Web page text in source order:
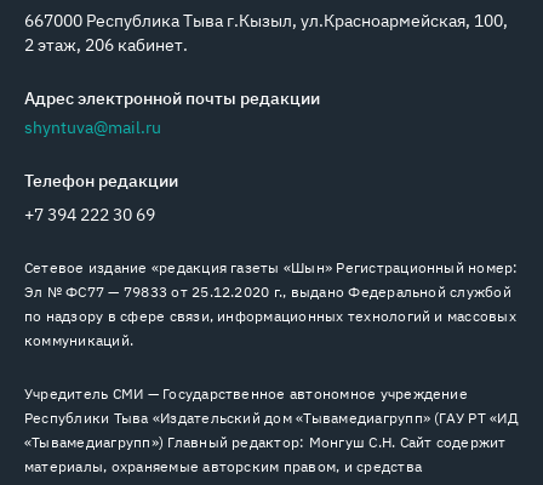
667000 Республика Тыва г.Кызыл, ул.Красноармейская, 100,
2 этаж, 206 кабинет.
Адрес электронной почты редакции
shyntuva@mail.ru
Телефон редакции
+7 394 222 30 69
Сетевое издание «редакция газеты «Шын» Регистрационный номер:
Эл № ФС77 — 79833 от 25.12.2020 г., выдано Федеральной службой
по надзору в сфере связи, информационных технологий и массовых
коммуникаций.
Учредитель СМИ — Государственное автономное учреждение
Республики Тыва «Издательский дом «Тывамедиагрупп» (ГАУ РТ «ИД
«Тывамедиагрупп») Главный редактор: Монгуш С.Н. Сайт содержит
материалы, охраняемые авторским правом, и средства